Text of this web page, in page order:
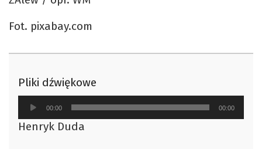
Fot. pixabay.com
Pliki dźwiękowe
Odtwarzacz
plików
dźwiękowych
00:00 00:00
Henryk Duda